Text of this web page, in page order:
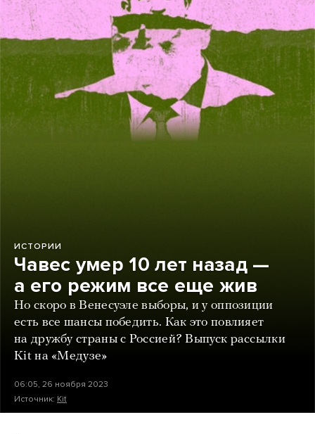
ИСТОРИИ
Чавес умер 10 лет назад —
а его режим все еще жив
Но скоро в Венесуэле выборы, и у оппозиции
есть все шансы победить. Как это повлияет
на дружбу страны с Россией? Выпуск рассылки
Kit на «Медузе»
06:05, 26 ноября 2023
Источник: Kit